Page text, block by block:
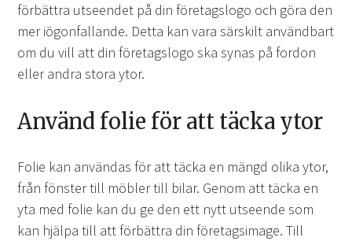
förbättra utseendet på din företagslogo och göra den
mer iögonfallande. Detta kan vara särskilt användbart
om du vill att din företagslogo ska synas på fordon
eller andra stora ytor.
Använd folie för att täcka ytor
Folie kan användas för att täcka en mängd olika ytor,
från fönster till möbler till bilar. Genom att täcka en
yta med folie kan du ge den ett nytt utseende som
kan hjälpa till att förbättra din företagsimage. Till